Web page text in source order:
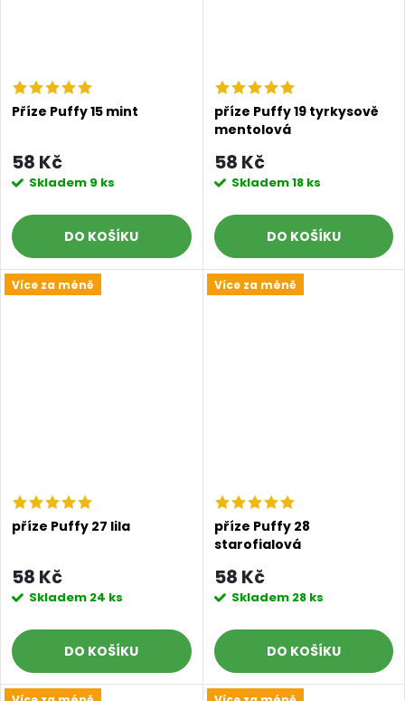
Příze Puffy 15 mint
58 Kč
Skladem 9 ks
DO KOŠÍKU
příze Puffy 19 tyrkysově
mentolová
58 Kč
Skladem18 ks
DO KOŠÍKU
Více za méně
příze Puffy 27 lila
58 Kč
Skladem 24 ks
DO KOŠÍKU
Více za méně
příze Puffy 28
starofialová
58 Kč
Skladem 28 ks
DO KOŠÍKU